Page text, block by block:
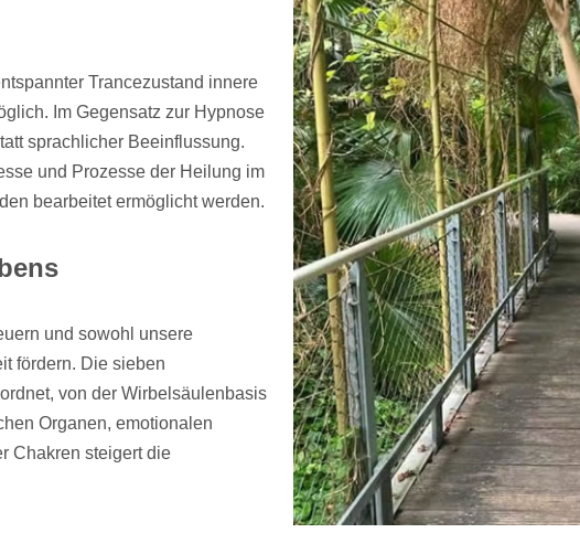
Trancezustand innere
Im Gegensatz zur Hypnose
sprachlicher Beeinflussung.
und Prozesse der Heilung im
bearbeitet ermöglicht werden.
und sowohl unsere
fördern. Die sieben
von der Wirbelsäulenbasis
Organen, emotionalen
Chakren steigert die